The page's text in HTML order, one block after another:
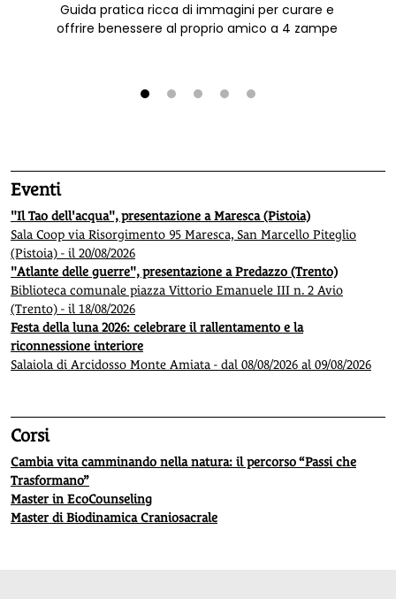
Guida pratica ricca di immagini per curare e
offrire benessere al proprio amico a 4 zampe
Eventi
"Il Tao dell'acqua", presentazione a Maresca (Pistoia)
Sala Coop via Risorgimento 95 Maresca, San Marcello Piteglio
(Pistoia) - il 20/08/2026
"Atlante delle guerre", presentazione a Predazzo (Trento)
Biblioteca comunale piazza Vittorio Emanuele III n. 2 Avio
(Trento) - il 18/08/2026
Festa della luna 2026: celebrare il rallentamento e la
riconnessione interiore
Salaiola di Arcidosso Monte Amiata - dal 08/08/2026 al 09/08/2026
Corsi
Cambia vita camminando nella natura: il percorso “Passi che
Trasformano”
Master in EcoCounseling
Master di Biodinamica Craniosacrale